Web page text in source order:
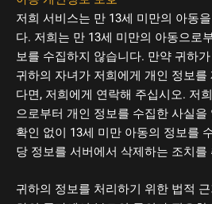
저희 서비스는 만 13세 미만의 아동
다. 저희는 만 13세 미만의 아동으로
보를 수집하지 않습니다. 만약 귀하
귀하의 자녀가 저희에게 개인 정보를
다면, 저희에게 연락해 주십시오. 저
으로부터 개인 정보를 수집한 사실을
확인 없이 13세 미만 아동의 정보를
당 정보를 서버에서 삭제하는 조치를
귀하의 정보를 처리하기 위한 법적